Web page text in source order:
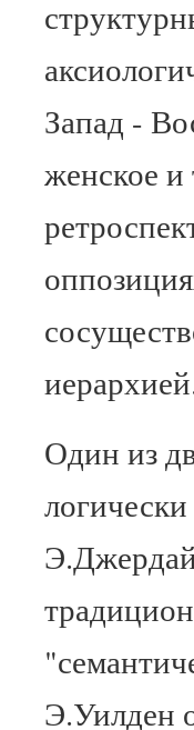
Запад -
женское и
Один из
Э.Уилден